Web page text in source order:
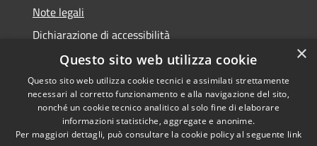
Note legali
Dichiarazione di accessibilità
Accessibilità
Privacy
Copyright © 2026 • Comune di
Conca dei Marini • Powered by
Municipium•Accesso
×
Questo sito web utilizza cookie
Questo sito web utilizza cookie tecnici e assimilati strettamente
necessari al corretto funzionamento e alla navigazione del sito,
nonché un cookie tecnico analitico al solo fine di elaborare
informazioni statistiche, aggregate e anonime.
Per maggiori dettagli, può consultare la cookie policy al seguente link